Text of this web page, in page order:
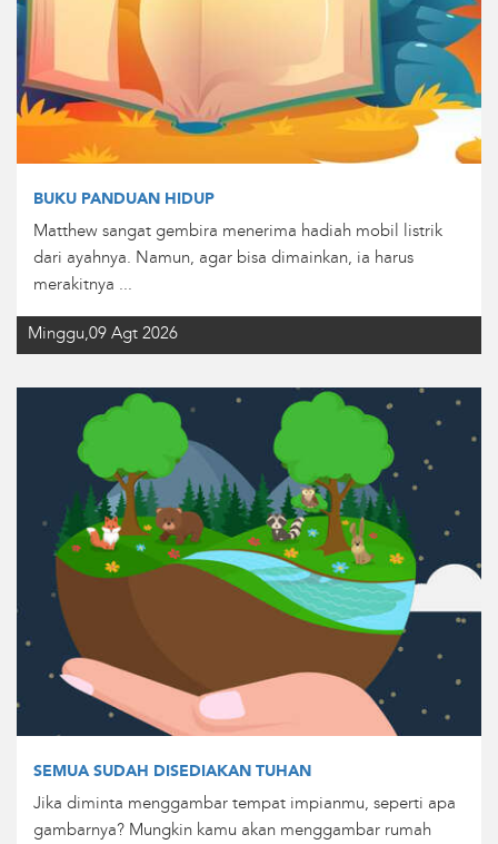
BUKU PANDUAN HIDUP
Matthew sangat gembira menerima hadiah mobil listrik
dari ayahnya. Namun, agar bisa dimainkan, ia harus
merakitnya ...
Minggu,09 Agt 2026
SEMUA SUDAH DISEDIAKAN TUHAN
Jika diminta menggambar tempat impianmu, seperti apa
gambarnya? Mungkin kamu akan menggambar rumah